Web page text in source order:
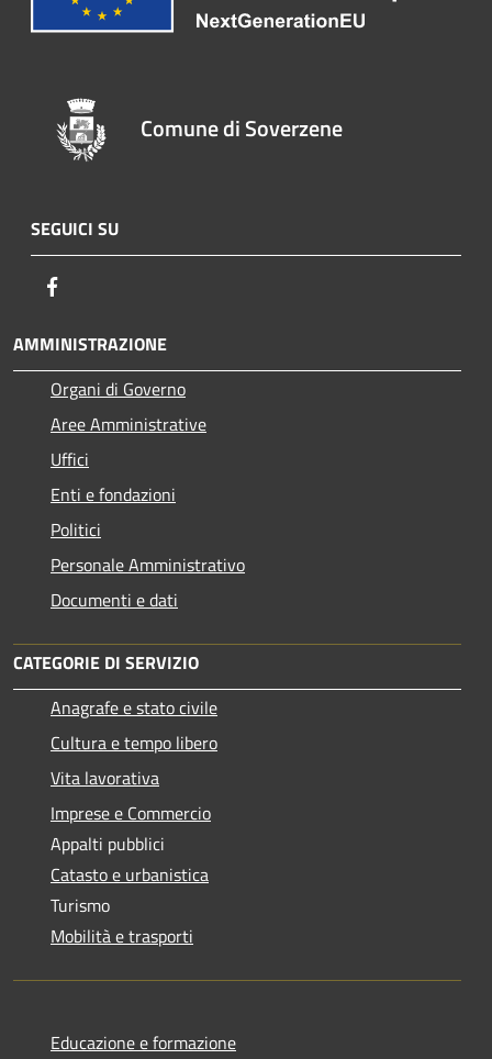
Comune di Soverzene
SEGUICI SU
AMMINISTRAZIONE
Organi di Governo
Aree Amministrative
Uffici
Enti e fondazioni
Politici
Personale Amministrativo
Documenti e dati
CATEGORIE DI SERVIZIO
Anagrafe e stato civile
Cultura e tempo libero
Vita lavorativa
Imprese e Commercio
Appalti pubblici
Catasto e urbanistica
Turismo
Mobilità e trasporti
Educazione e formazione